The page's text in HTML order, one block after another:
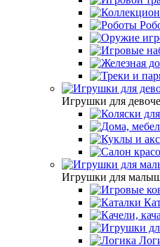
Игрушки для
Игрушки для